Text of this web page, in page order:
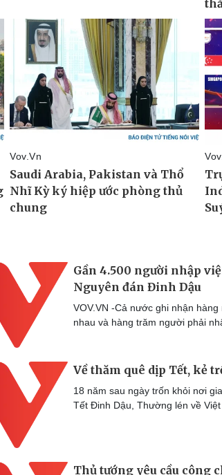
Gần 4.500 người nhập
Nguyên đán Đinh Dậu
VOV.VN -Cả nước ghi nhận
nhau và hàng trăm người phải
Về thăm quê dịp Tết, kẻ
18 năm sau ngày trốn khỏi nơi
Tết Đinh Dậu, Thường lén về
Thủ tướng yêu cầu công